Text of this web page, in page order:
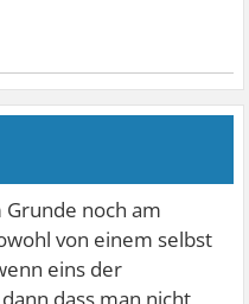
Grunde noch am
von einem selbst
eins der